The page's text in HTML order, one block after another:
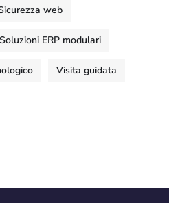
web
Soluzioni ERP modulari
Visita guidata